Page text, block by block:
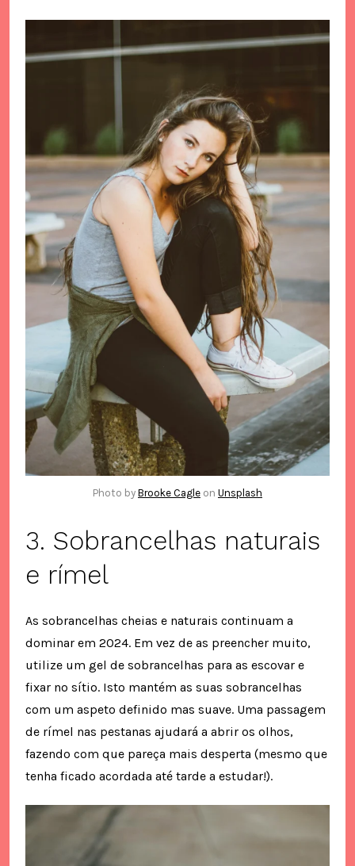
Photo by Brooke Cagleon Unsplash
3. Sobrancelhas naturais
e rímel
As sobrancelhas cheias e naturais continuam a
dominar em 2024. Em vez de as preencher muito,
utilize um gel de sobrancelhas para as escovar e
fixar no sítio. Isto mantém as suas sobrancelhas
com um aspeto definido mas suave. Uma passagem
de rímel nas pestanas ajudará a abrir os olhos,
fazendo com que pareça mais desperta (mesmo que
tenha ficado acordada até tarde a estudar!).